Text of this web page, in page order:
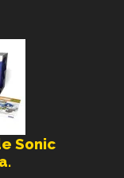
Sonic